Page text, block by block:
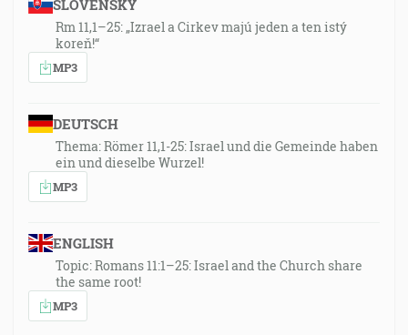
SLOVENSKY
Rm 11,1–25: „Izrael a Cirkev majú jeden a ten istý
koreň!“
MP3
DEUTSCH
Thema: Römer 11,1-25: Israel und die Gemeinde haben
ein und dieselbe Wurzel!
MP3
ENGLISH
Topic: Romans 11:1–25: Israel and the Church share
the same root!
MP3